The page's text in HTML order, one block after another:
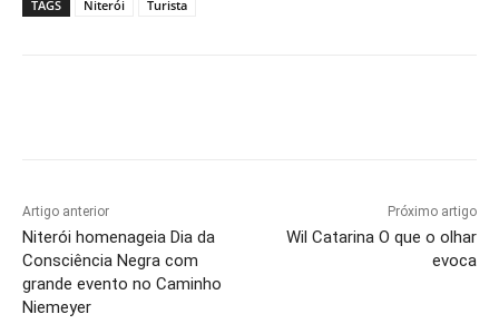
TAGS Niterói Turista
Artigo anterior
Niterói homenageia Dia da
Consciência Negra com
grande evento no Caminho
Niemeyer
Próximo artigo
Wil Catarina O que o olhar
evoca